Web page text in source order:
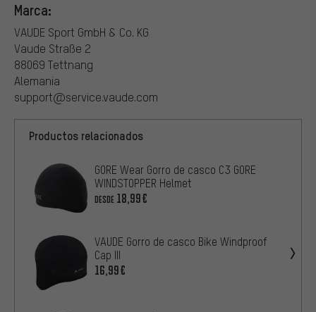
Marca:
VAUDE Sport GmbH & Co. KG
Vaude Straße 2
88069 Tettnang
Alemania
support@service.vaude.com
Productos relacionados
GORE Wear Gorro de casco C3 GORE
WINDSTOPPER Helmet
DESDE 18,99€
VAUDE Gorro de casco Bike Windproof
Cap III
16,99€